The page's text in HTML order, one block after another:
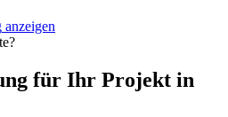
anzeigen
für Ihr Projekt in